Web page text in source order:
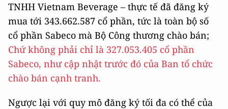
TNHH Vietnam Beverage – thực tế đã đăng ký
mua tới 343.662.587 cổ phần, tức là toàn bộ số
cổ phần Sabeco mà Bộ Công thương chào bán;
Chứ không phải chỉ là 327.053.405 cổ phần
Sabeco, như cập nhật trước đó của Ban tổ chức
chào bán cạnh tranh.
Ngược lại với quy mô đăng ký tối đa có thể của